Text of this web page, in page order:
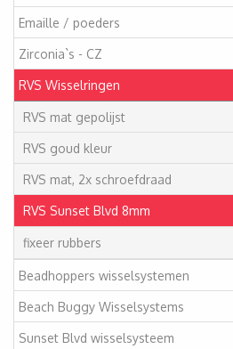
Emaille / poeders
Zirconia`s - CZ
RVS Wisselringen
RVS mat gepolijst
RVS goud kleur
RVS mat, 2x schroefdraad
RVS Sunset Blvd 8mm
fixeer rubbers
Beadhoppers wisselsystemen
Beach Buggy Wisselsystems
Sunset Blvd wisselsysteem